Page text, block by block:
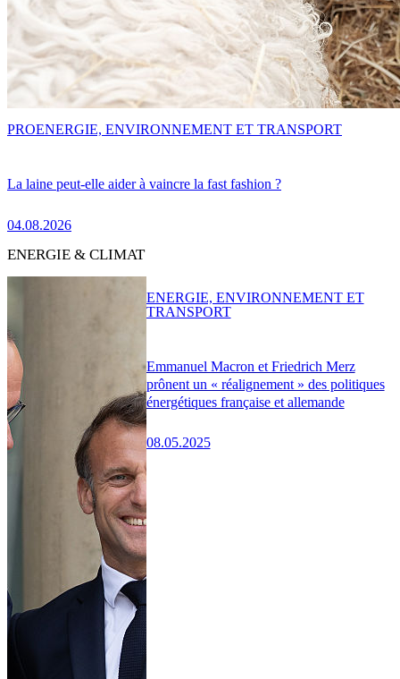
La laine peut-elle aider à vaincre la fast fashion ?
04.08.2026
PROENERGIE, ENVIRONNEMENT ET TRANSPORT
ENERGIE & CLIMAT
Emmanuel Macron et Friedrich Merz
prônent un « réalignement » des politiques
énergétiques française et allemande
08.05.2025
ENERGIE, ENVIRONNEMENT ET
TRANSPORT